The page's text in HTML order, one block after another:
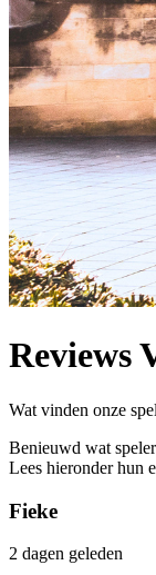
Reviews
Wat vinden onze
Benieuwd wat
Lees hieronder hun
Fieke
2 dagen geleden